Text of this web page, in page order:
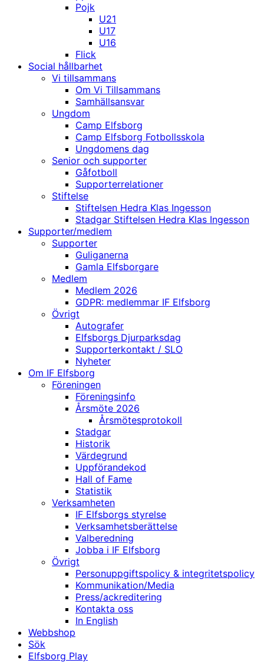
Pojk
U21
U17
U16
Flick
Social hållbarhet
Vi tillsammans
Om Vi Tillsammans
Samhällsansvar
Ungdom
Camp Elfsborg
Camp Elfsborg Fotbollsskola
Ungdomens dag
Senior och supporter
Gåfotboll
Supporterrelationer
Stiftelse
Stiftelsen Hedra Klas Ingesson
Stadgar Stiftelsen Hedra Klas Ingesson
Supporter/medlem
Supporter
Guliganerna
Gamla Elfsborgare
Medlem
Medlem 2026
GDPR: medlemmar IF Elfsborg
Övrigt
Autografer
Elfsborgs Djurparksdag
Supporterkontakt / SLO
Nyheter
Om IF Elfsborg
Föreningen
Föreningsinfo
Årsmöte 2026
Årsmötesprotokoll
Stadgar
Historik
Värdegrund
Uppförandekod
Hall of Fame
Statistik
Verksamheten
IF Elfsborgs styrelse
Verksamhetsberättelse
Valberedning
Jobba i IF Elfsborg
Övrigt
Personuppgiftspolicy & integritetspolicy
Kommunikation/Media
Press/ackreditering
Kontakta oss
In English
Webbshop
Sök
Elfsborg Play